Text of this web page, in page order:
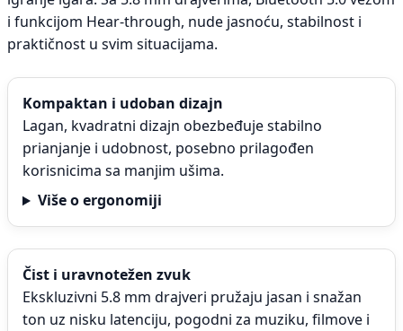
i funkcijom Hear-through, nude jasnoću, stabilnost i
praktičnost u svim situacijama.
Kompaktan i udoban dizajn
Lagan, kvadratni dizajn obezbeđuje stabilno
prianjanje i udobnost, posebno prilagođen
korisnicima sa manjim ušima.
Više o ergonomiji
Čist i uravnotežen zvuk
Ekskluzivni 5.8 mm drajveri pružaju jasan i snažan
ton uz nisku latenciju, pogodni za muziku, filmove i